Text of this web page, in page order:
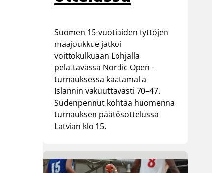
Suomen 15-vuotiaiden tyttöjen
maajoukkue jatkoi
voittokulkuaan Lohjalla
pelattavassa Nordic Open -
turnauksessa kaatamalla
Islannin vakuuttavasti 70–47.
Sudenpennut kohtaa huomenna
turnauksen päätösottelussa
Latvian klo 15.